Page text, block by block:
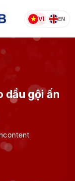
VI EN
dầu gội ấn